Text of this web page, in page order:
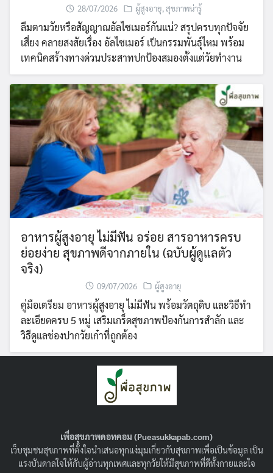
28/07/2026 ผู้สูงอายุ,สุขภาพน่ารู้
ลืมตามวัยหรือสัญญาณอัลไซเมอร์กันแน่? สรุปครบทุกปัจจัย
เสี่ยง คลายสงสัยเรื่อง อัลไซเมอร์ เป็นกรรมพันธุ์ไหม พร้อม
เทคนิคสร้างทางด่วนประสาทปกป้องสมองตั้งแต่วัยทำงาน
อาหารผู้สูงอายุ ไม่มีฟัน อร่อย สารอาหารครบ
ย่อยง่าย สุขภาพดีจากภายใน (ฉบับผู้ดูแลตัว
จริง)
09/07/2026 ผู้สูงอายุ
คู่มือเตรียม อาหารผู้สูงอายุ ไม่มีฟัน พร้อมวัตถุดิบ และวิธีทำ
ละเอียดครบ 5 หมู่ เสริมเกร็ดสุขภาพป้องกันการสำลัก และ
วิธีดูแลช่องปากวัยเก๋าที่ถูกต้อง
เพื่อสุขภาพดอทคอม (Pueasukkapab.com)
เว็บชุมชนสุขภาพที่ตั้งใจนำเสนอทุกแง่มุมเกี่ยวกับสุขภาพเพื่อเป็นข้อมูล เป็น
แรงบันดาลใจให้กับผู้อ่านทุกเพศและทุกวัยให้มีสุขภาพที่ดีทั้งกายและใจ